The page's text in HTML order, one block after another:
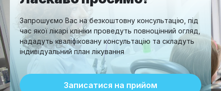
Запрошуємо Вас на безкоштовну консультацію, під
час якої лікарі клініки проведуть повноцінний огляд,
нададуть кваліфіковану консультацію та складуть
індивідуальний план лікування
Записатися на прийом